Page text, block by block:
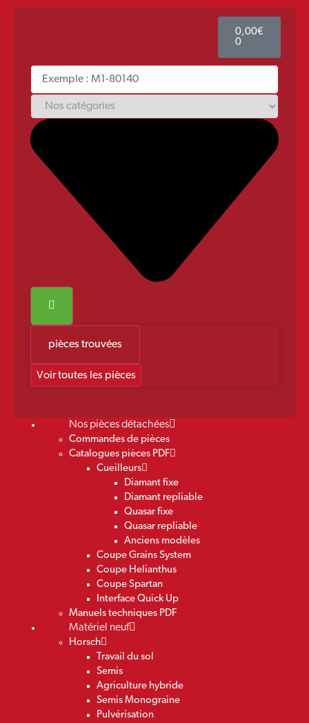
0,00€
0
pièces trouvées
Voir toutes les pièces
Nos pièces détachées
Commandes de pièces
Catalogues pièces PDF
Cueilleurs
Diamant fixe
Diamant repliable
Quasar fixe
Quasar repliable
Anciens modèles
Coupe Grains System
Coupe Helianthus
Coupe Spartan
Interface Quick Up
Manuels techniques PDF
Matériel neuf
Horsch
Travail du sol
Semis
Agriculture hybride
Semis Monograine
Pulvérisation